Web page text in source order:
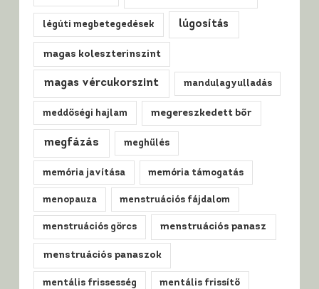
légúti megbetegedések lúgosítás
magas koleszterinszint
magas vércukorszint mandulagyulladás
meddőségi hajlam megereszkedett bőr
megfázás meghűlés
memória javítása memória támogatás
menopauza menstruációs fájdalom
menstruációs görcs menstruációs panasz
menstruációs panaszok
mentális frissesség mentális frissítő